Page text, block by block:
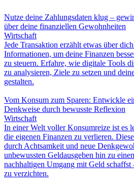
Nutze deine Zahlungsdaten klug –
über deine finanziellen Gewohnheiten
Wirtschaft
Jede Transaktion erzählt etwas über
Informationen, um deine Finanzen
zu steuern. Erfahre, wie digitale Tools
zu analysieren, Ziele zu setzen und
gestalten.
Vom Konsum zum Sparen: Entwickle
Denkweise durch bewusste Reflexion
Wirtschaft
In einer Welt voller Konsumreize ist es
die eigenen Finanzen zu verlieren.
durch Achtsamkeit und neue
unbewussten Geldausgeben hin zu
nachhaltigen Umgang mit Geld schaffst
zu verzichten.